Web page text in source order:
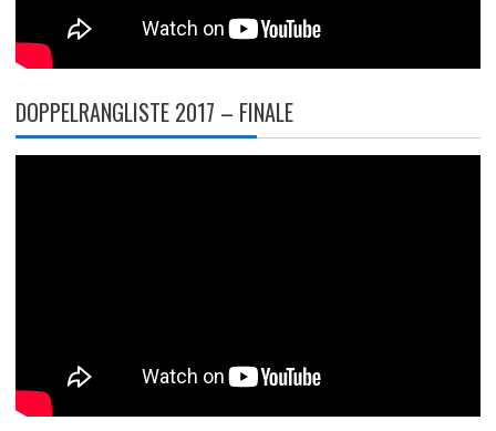
DOPPELRANGLISTE 2017 – FINALE